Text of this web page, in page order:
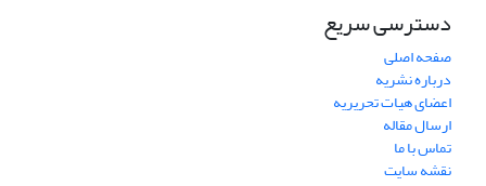
دسترسی سریع
صفحه اصلی
درباره نشریه
اعضای هیات تحریریه
ارسال مقاله
تماس با ما
نقشه سایت